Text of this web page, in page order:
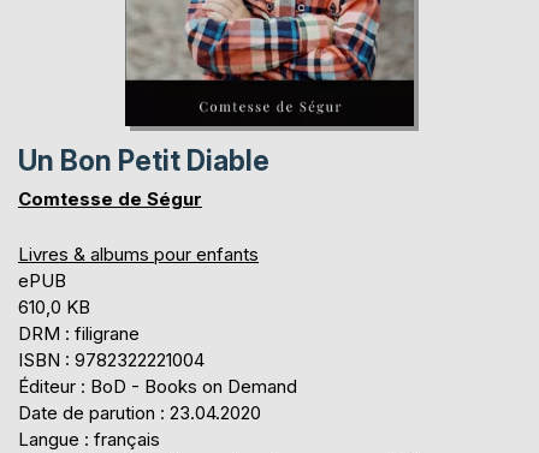
Un Bon Petit Diable
Comtesse de Ségur
Livres & albums pour enfants
ePUB
610,0 KB
DRM : filigrane
ISBN : 9782322221004
Éditeur : BoD - Books on Demand
Date de parution : 23.04.2020
Langue : français